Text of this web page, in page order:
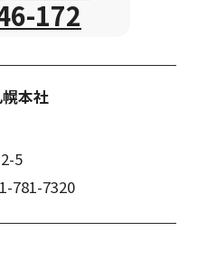
172
本社
5
781-7320